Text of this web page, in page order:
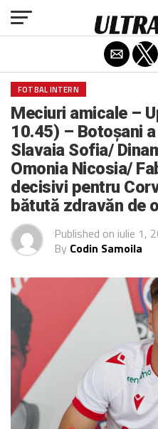
FOTBAL INTERN
Meciuri amicale –
10.45) – Botoșani
Slavaia Sofia/
Omonia Nicosia/
decisivi pentru
bătută zdravăn de
Published on iulie 1,
By Codin Samoila
Exit